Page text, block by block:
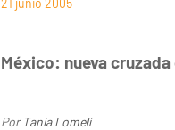
21 junio 2005
México: nueva
Por Tania Lomelí